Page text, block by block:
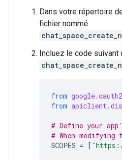
Dans votre répertoire
fichier nommé
Incluez le code suivant
from google.oauth2
from
# Define your
# When
SCOPES = [